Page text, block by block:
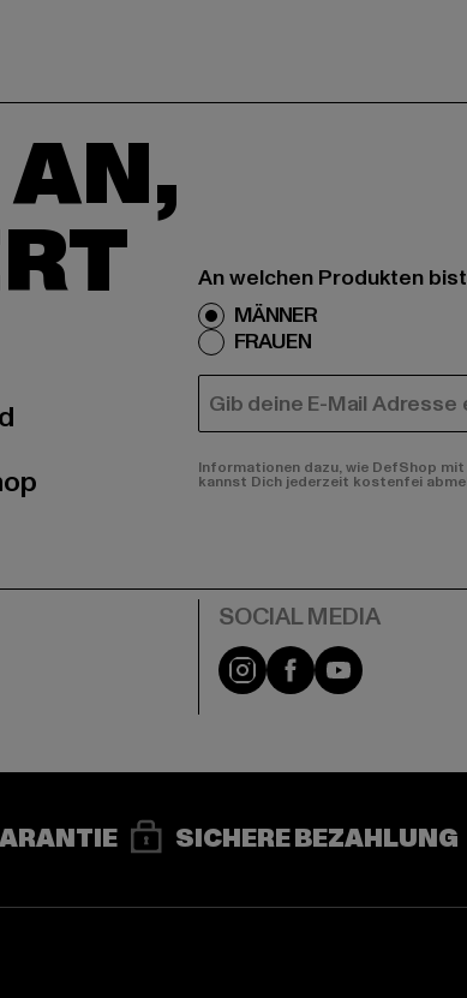
An welchen Produkten
MÄNNER
FRAUEN
E-MAIL
Informationen dazu, wie DefShop
kannst Dich jederzeit kostenfei
Instagram
FacebookYouTube
SICHERE BEZAHLUNG